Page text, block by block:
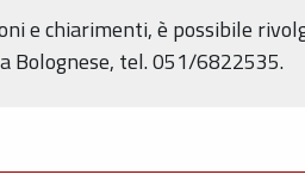
e chiarimenti, è possibile
Bolognese, tel. 051/6822535.